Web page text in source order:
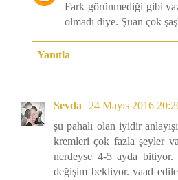
Fark görünmediği gibi
olmadı diye. Şuan çok
Yanıtla
Sevda
24 Mayıs 2016
şu pahalı olan iyidir
kremleri çok fazla şeyler
nerdeyse 4-5 ayda bitiyor.
değişim bekliyor. vaad